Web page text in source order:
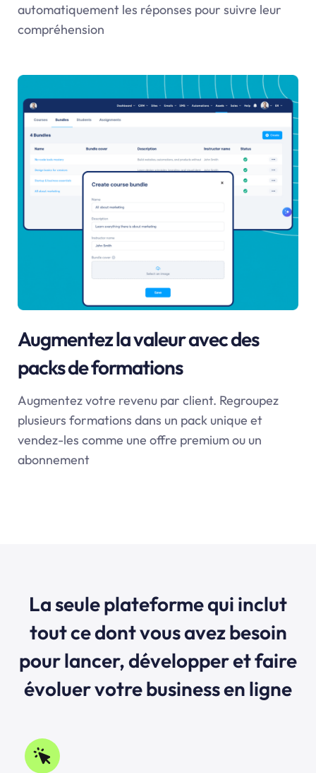
automatiquement les réponses pour suivre leur
compréhension
Augmentez la valeur avec des
packs de formations
Augmentez votre revenu par client. Regroupez
plusieurs formations dans un pack unique et
vendez-les comme une offre premium ou un
abonnement
La seule plateforme qui inclut
tout ce dont vous avez besoin
pour lancer, développer et faire
évoluer votre business en ligne